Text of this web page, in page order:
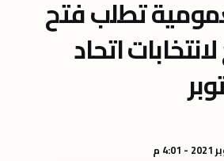
تطلب فتح
اتحاد